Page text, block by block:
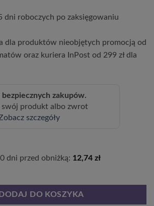
wynosiła:
16,99 zł. 12,74
dni roboczych po zaksięgowaniu
dla produktów nieobjętych promocją od
oraz kuriera InPost od 299 zł dla
zakupów.
swój produkt albo zwrot
szczegóły
dni przed obniżką: 12,74 zł
Brandywine P9/C1
DODAJ DO KOSZYKA